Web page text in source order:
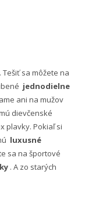
Tešiť sa môžete na
jednodielne
ani na mužov
dievčenské
plavky. Pokiaľ si
luxusné
sa na športové
. A zo starých